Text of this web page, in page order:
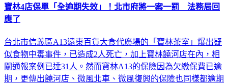
應了
似食物中毒事件，已造成2人死亡，加上寶林饒河店在內，相
關通報案例已達31人。然而寶林A13的保險因為欠繳保費已逾
期，更傳出饒河店、微風北車、微風復興的保險也同樣都逾期
失效，對此台北市政府表示將一案一罰，而法務局指出，A13